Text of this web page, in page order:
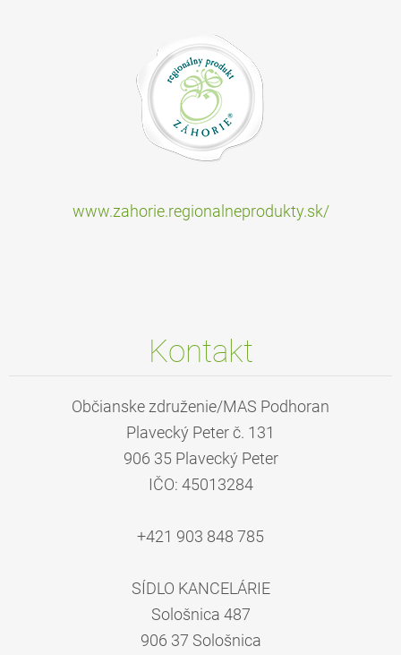
www.zahorie.regionalneprodukty.sk/
Kontakt
Občianske združenie/MAS Podhoran
Plavecký Peter č. 131
906 35 Plavecký Peter
IČO: 45013284
+421 903 848 785
SÍDLO KANCELÁRIE
Sološnica 487
906 37 Sološnica